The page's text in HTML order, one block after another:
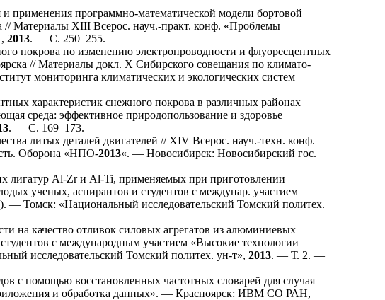
применения программно-математической модели бортовой
// Материалы XIII Всерос. науч.-практ. конф. «Проблемы
2013. — С. 250–255.
покрова по изменению электропроводности и флуоресцентных
// Материалы докл. X Сибирского совещания по климато-
мониторинга климатических и экологических систем
характеристик снежного покрова в различных районах
среда: эффективное природопользование и здоровье
. — С. 169–173.
литых деталей двигателей // XIV Всерос. науч.-техн. конф.
Оборона «НПО-2013«. — Новосибирск: Новосибирский гос.
лигатур Al-Zr и Al-Ti, применяемых при приготовлении
ученых, аспирантов и студентов с междунар. участием
Томск: «Национальный исследовательский Томский политех.
на качество отливок силовых агрегатов из алюминиевых
с международным участием «Высокие технологии
исследовательский Томский политех. ун-т», 2013. — Т. 2. —
с помощью восстановленных частотных словарей для случая
и обработка данных». — Красноярск: ИВМ СО РАН,